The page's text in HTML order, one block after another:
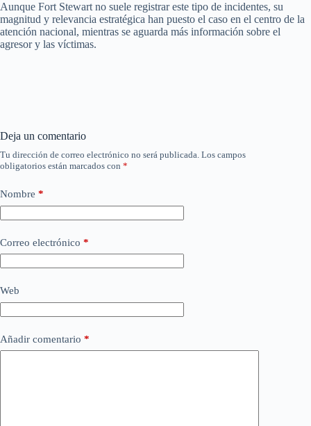
Aunque Fort Stewart no suele registrar este tipo de incidentes, su
magnitud y relevancia estratégica han puesto el caso en el centro de la
atención nacional, mientras se aguarda más información sobre el
agresor y las víctimas.
Deja un comentario
Tu dirección de correo electrónico no será publicada. Los campos
obligatorios están marcados con *
Nombre *
Correo electrónico *
Web
Añadir comentario *